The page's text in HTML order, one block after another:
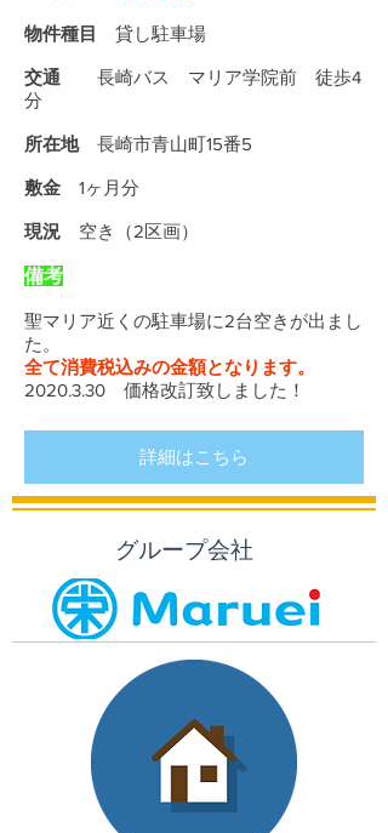
物件種目 貸し駐車場
交通 長崎バス マリア学院前 徒歩4
分
所在地長崎市青山町15番5
敷金 1ヶ月分
現況 空き（2区画）
備考
聖マリア近くの駐車場に2台空きが出まし
た。
全て消費税込みの金額となります。
​2020.3.30 価格改訂致しました！
詳細はこちら
グループ会社